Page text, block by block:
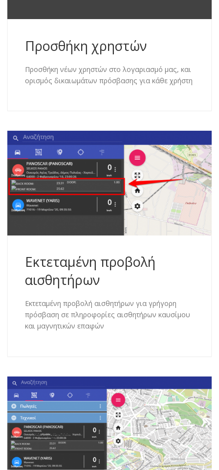
Προσθήκη χρηστών
Προσθήκη νέων χρηστών στο λογαριασμό μας, και
ορισμός δικαιωμάτων πρόσβασης για κάθε χρήστη
Εκτεταμένη προβολή
αισθητήρων
Εκτεταμένη προβολή αισθητήρων για γρήγορη
πρόσβαση σε πληροφορίες αισθητήρων καυσίμου
και μαγνητικών επαφών